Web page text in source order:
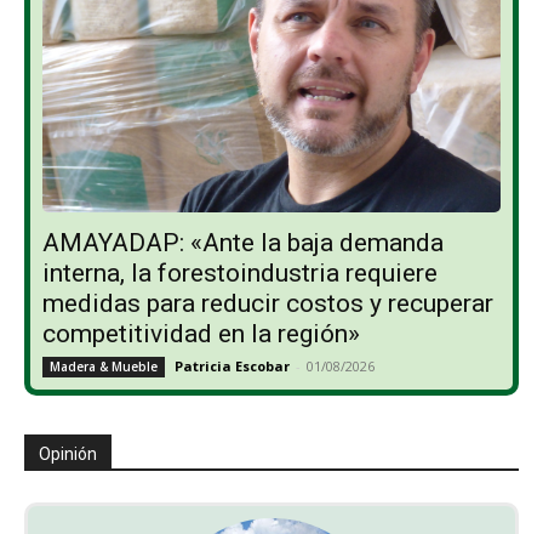
AMAYADAP: «Ante la baja demanda
interna, la forestoindustria requiere
medidas para reducir costos y recuperar
competitividad en la región»
Madera & Mueble Patricia Escobar - 01/08/2026
Opinión